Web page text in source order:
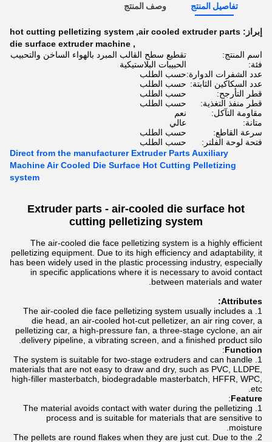
تفاصيل المنتج وصف المنتج
إبراز: air cooled extruder parts
,
hot cutting pelletizing system
,
die surface extruder machine
اسم المنتج:
تقطيع سطح القالب المبرد بالهواء الساخن والتحبيب
فئة:
الحبيبات البلاستيكية
عدد الشفرات الدوارة:حسب الطلب
عدد السكاكين الثابتة: حسب الطلب
قطر التأرجح:
حسب الطلب
قطر منفذ التغذية:
حسب الطلب
مقاومة التآكل:
نعم
متانة:
عالي
سرعة القاطع:
حسب الطلب
فتحة لوحة الفلتر:
حسب الطلب
Direct from the manufacturer Extruder Parts Auxiliary
Machine Air Cooled Die Surface Hot Cutting Pelletizing
system
Extruder parts - air-cooled die surface hot
cutting pelletizing system
The air-cooled die face pelletizing system is a highly efficient
pelletizing equipment. Due to its high efficiency and adaptability, it
has been widely used in the plastic processing industry, especially
in specific applications where it is necessary to avoid contact
between materials and water.
Attributes:
The air-cooled die face pelletizing system usually includes a
die head, an air-cooled hot-cut pelletizer, an air ring cover, a
pelletizing car, a high-pressure fan, a three-stage cyclone, an air
delivery pipeline, a vibrating screen, and a finished product silo.
Function
:
The system is suitable for two-stage extruders and can handle
materials that are not easy to draw and dry, such as PVC, LLDPE,
high-filler masterbatch, biodegradable masterbatch, HFFR, WPC,
etc.
Feature
:
The material avoids contact with water during the pelletizing
process and is suitable for materials that are sensitive to
moisture.
The pellets are round flakes when they are just cut. Due to the